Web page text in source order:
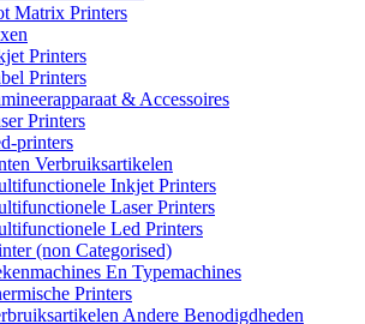
Matrix Printers
Printers
Printers
& Accessoires
Printers
printers
Verbruiksartikelen
Inkjet Printers
Laser Printers
Led Printers
(non Categorised)
En Typemachines
Printers
Andere Benodigdheden